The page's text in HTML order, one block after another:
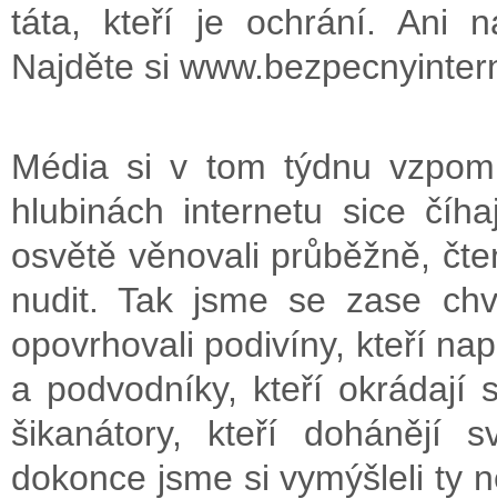
táta, kteří je ochrání. Ani
Najděte si
Média si v tom týdnu
hlubinách internetu sice
osvětě věnovali průběžně,
nudit. Tak jsme se zase
opovrhovali podivíny, kteří
a podvodníky, kteří okrádají
šikanátory, kteří dohánějí
dokonce jsme si vymýšleli ty